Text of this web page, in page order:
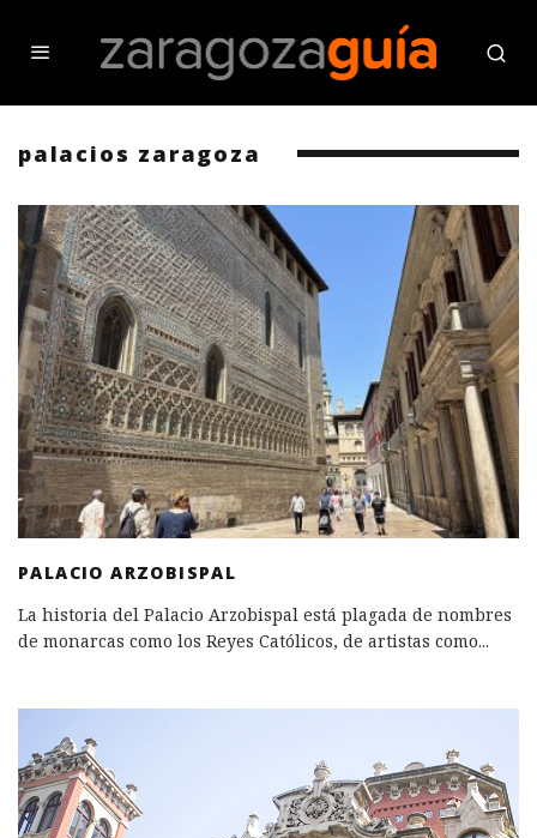
palacios zaragoza
PALACIO ARZOBISPAL
La historia del Palacio Arzobispal está plagada de nombres
de monarcas como los Reyes Católicos, de artistas como...